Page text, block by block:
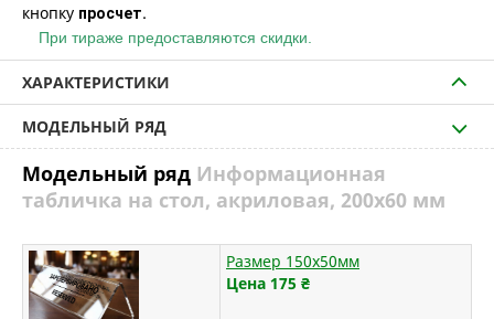
кнопку просчет.
При тираже предоставляются скидки.
ХАРАКТЕРИСТИКИ
МОДЕЛЬНЫЙ РЯД
Модельный ряд Информационная
табличка на стол, акриловая, 200х60 мм
Размер 150х50мм
Цена 175 ₴